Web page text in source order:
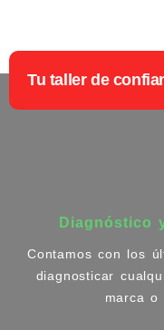
Tu taller de
Diagnóstico
Contamos con los
diagnosticar
marca o